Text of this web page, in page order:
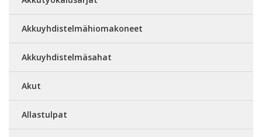
Akkuyhdistelmähiomakoneet
Akkuyhdistelmäsahat
Akut
Allastulpat